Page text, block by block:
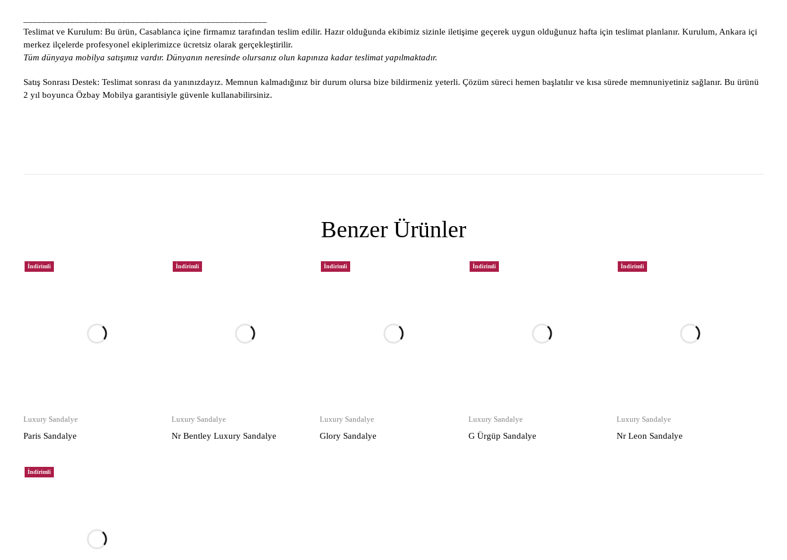
Teslimat ve Kurulum: Bu ürün, Casablanca içine firmamız tarafından teslim edilir. Hazır olduğunda ekibimiz sizinle iletişime geçerek uygun olduğunuz hafta için teslimat planlanır. Kurulum, Ankara içi
merkez ilçelerde profesyonel ekiplerimizce ücretsiz olarak gerçekleştirilir.
Tüm dünyaya mobilya satışımız vardır. Dünyanın neresinde olursanız olun kapınıza kadar teslimat yapılmaktadır.
Satış Sonrası Destek: Teslimat sonrası da yanınızdayız. Memnun kalmadığınız bir durum olursa bize bildirmeniz yeterli. Çözüm süreci hemen başlatılır ve kısa sürede memnuniyetiniz sağlanır. Bu ürünü
2 yıl boyunca Özbay Mobilya garantisiyle güvenle kullanabilirsiniz.
Benzer Ürünler
İndirimli
Luxury Sandalye
Paris Sandalye
İndirimli
Luxury Sandalye
Nr Bentley Luxury Sandalye
İndirimli
Luxury Sandalye
Glory Sandalye
İndirimli
Luxury Sandalye
G Ürgüp Sandalye
İndirimli
Luxury Sandalye
Nr Leon Sandalye
İndirimli